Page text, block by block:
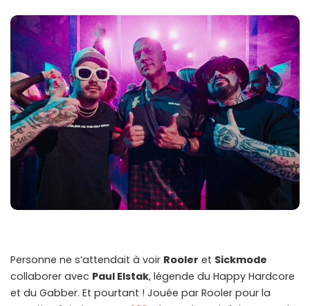
Personne ne s’attendait à voir Rooler et Sickmode
collaborer avec Paul Elstak, légende du Happy Hardcore
et du Gabber. Et pourtant ! Jouée par Rooler pour la